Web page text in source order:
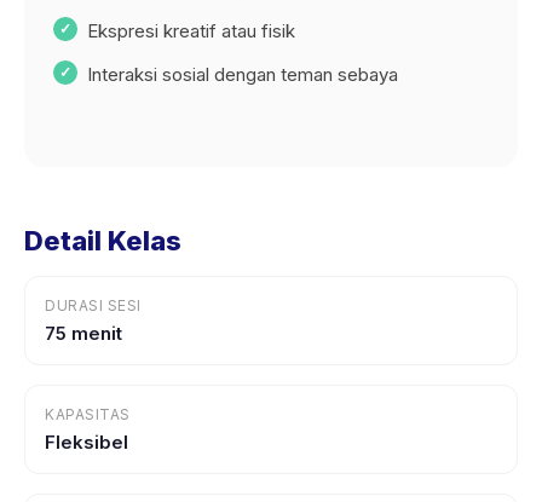
Ekspresi kreatif atau fisik
Interaksi sosial dengan teman sebaya
Detail Kelas
DURASI SESI
75 menit
KAPASITAS
Fleksibel